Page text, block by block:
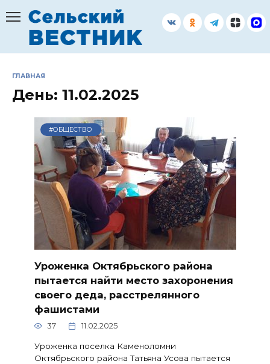
содержанию
ГЛАВНАЯ
День: 11.02.2025
#ОБЩЕСТВО
Уроженка Октябрьского района
пытается найти место захоронения
своего деда, расстрелянного
фашистами
37 11.02.2025
Уроженка поселка Каменоломни
Октябрьского района Татьяна Усова пытается